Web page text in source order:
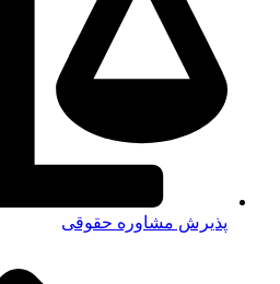
پذیرش مشاوره حقوقی